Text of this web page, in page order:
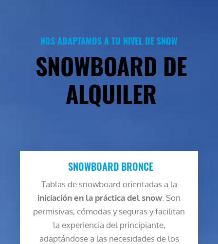
NOS ADAPTAMOS A TU NIVEL DE SNOW
SNOWBOARD DE
ALQUILER
SNOWBOARD BRONCE
Tablas de snowboard orientadas a la
iniciación en la práctica del snow . Son
permisivas, cómodas y seguras y facilitan
la experiencia del principiante,
adaptándose a las necesidades de los